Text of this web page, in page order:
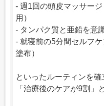
- 週1回の頭皮マッサー
用）
- タンパク質と亜鉛を意
- 就寝前の5分間セルフ
塗布）
といったルーティンを
「治療後のケアが9割」